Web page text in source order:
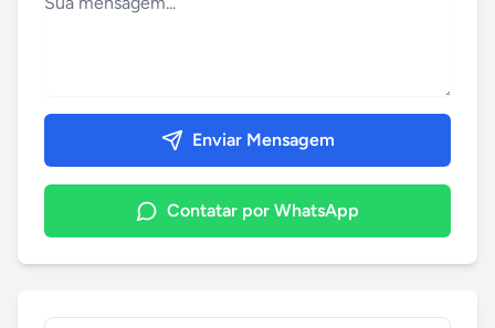
Enviar Mensagem
Contatar por WhatsApp